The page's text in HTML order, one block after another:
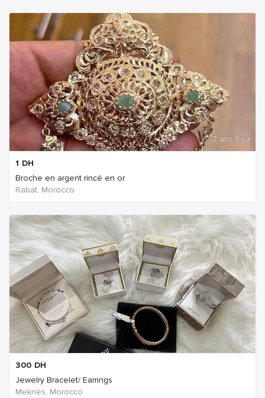
2 ans Il ya
1 DH
Broche en argent rincé en or
Rabat, Morocco
2 ans Il ya
300 DH
Jewelry Bracelet/ Earrings
Meknes, Morocco